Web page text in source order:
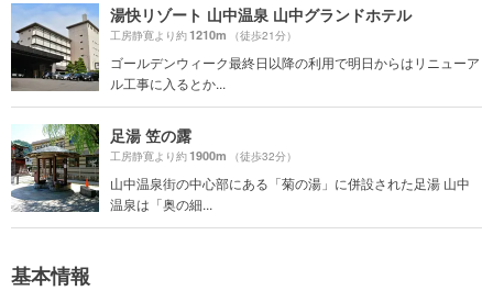
湯快リゾート 山中温泉 山中グランドホテル
工房静寛より約1210m （徒歩21分）
ゴールデンウィーク最終日以降の利用で明日からはリニューア
ル工事に入るとか...
足湯 笠の露
工房静寛より約1900m （徒歩32分）
山中温泉街の中心部にある「菊の湯」に併設された足湯 山中
温泉は「奥の細...
基本情報